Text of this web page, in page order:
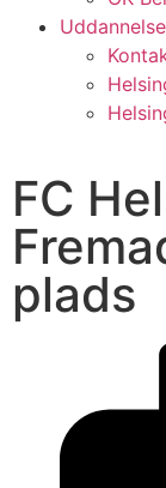
Uddannelse
FC
plads